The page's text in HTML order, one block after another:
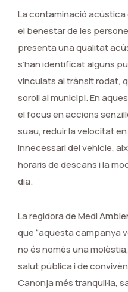
La contaminació acústica
el benestar de les
presenta una qualitat
s’han identificat alguns
vinculats al trànsit rodat,
soroll al municipi. En
el focus en accions
suau, reduir la velocitat
innecessari del vehicle,
horaris de descans i la
dia.
La regidora de Medi
que “aquesta campanya
no és només una
salut pública i de
Canonja més tranquil·la,